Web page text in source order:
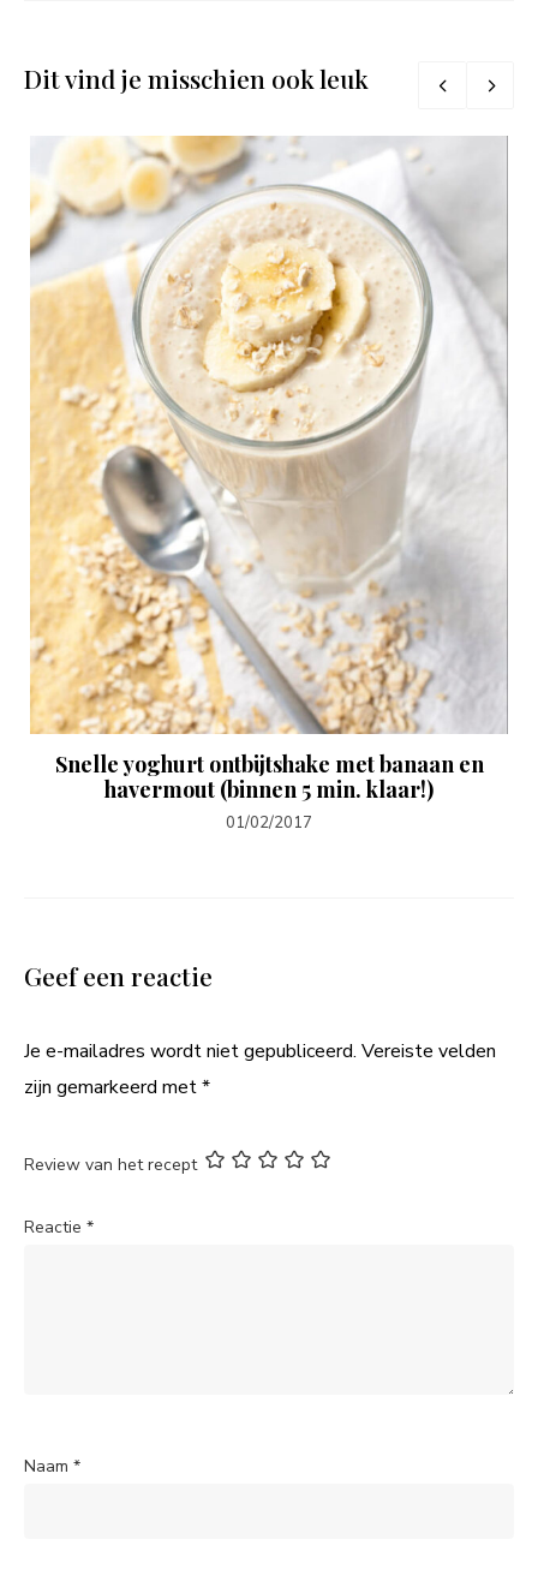
Dit vind je misschien ook leuk
Snelle yoghurt ontbijtshake met banaan en
havermout (binnen 5 min. klaar!)
01/02/2017
Geef een reactie
Je e-mailadres wordt niet gepubliceerd. Vereiste velden
zijn gemarkeerd met*
Review van het recept
Reactie *
Naam *